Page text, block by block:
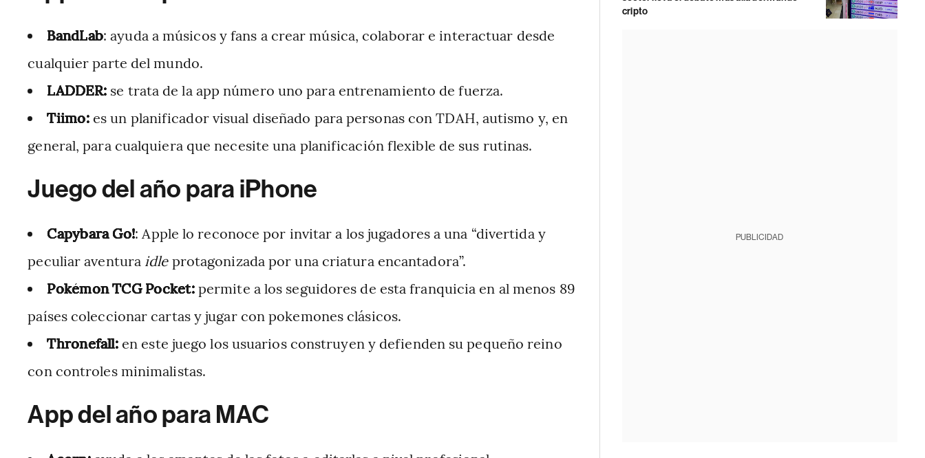
BandLab: ayuda a músicos y fans a crear música, colaborar e interactuar desde
cualquier parte del mundo.
LADDER: se trata de la app número uno para entrenamiento de fuerza.
Tiimo:es un planificador visual diseñado para personas con TDAH, autismo y, en
general, para cualquiera que necesite una planificación flexible de sus rutinas.
Juego del año para iPhone
Capybara Go!: Apple lo reconoce por invitar a los jugadores a una “divertida y
peculiar aventura idleprotagonizada por una criatura encantadora”.
Pokémon TCG Pocket:permite a los seguidores de esta franquicia en al menos 89
países coleccionar cartas y jugar con pokemones clásicos.
Thronefall:en este juego los usuarios construyen y defienden su pequeño reino
con controles minimalistas.
App del año para MAC
cripto
PUBLICIDAD